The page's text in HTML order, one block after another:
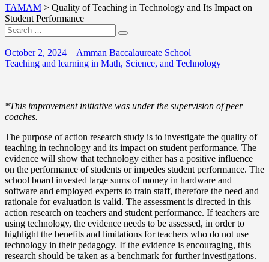
TAMAM > Quality of Teaching in Technology and Its Impact on
Student Performance
October 2, 2024
Amman Baccalaureate School
Teaching and learning in Math, Science, and Technology
*This improvement initiative was under the supervision of peer
coaches.
The purpose of action research study is to investigate the quality of
teaching in technology and its impact on student performance. The
evidence will show that technology either has a positive influence
on the performance of students or impedes student performance. The
school board invested large sums of money in hardware and
software and employed experts to train staff, therefore the need and
rationale for evaluation is valid. The assessment is directed in this
action research on teachers and student performance. If teachers are
using technology, the evidence needs to be assessed, in order to
highlight the benefits and limitations for teachers who do not use
technology in their pedagogy. If the evidence is encouraging, this
research should be taken as a benchmark for further investigations.